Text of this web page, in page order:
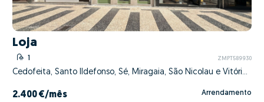
Loja
1 ZMPT589930
Cedofeita, Santo Ildefonso, Sé, Miragaia, São Nicolau e Vitória, Porto, Porto
2.400 €/mês Arrendamento